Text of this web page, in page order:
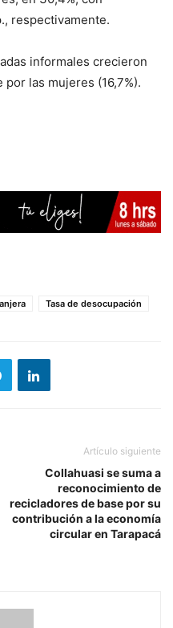
respectivamente.
informales crecieron
las mujeres (16,7%).
Tasa de desocupación
Artículo siguiente
Collahuasi se suma a
reconocimiento de
recicladores de base por su
contribución a la economía
circular en Tarapacá